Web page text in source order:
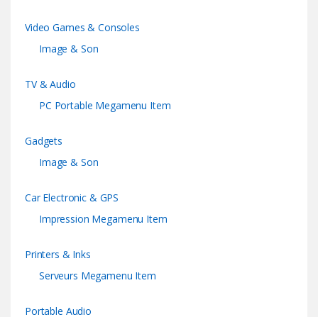
Video Games & Consoles
Image & Son
TV & Audio
PC Portable Megamenu Item
Gadgets
Image & Son
Car Electronic & GPS
Impression Megamenu Item
Printers & Inks
Serveurs Megamenu Item
Portable Audio